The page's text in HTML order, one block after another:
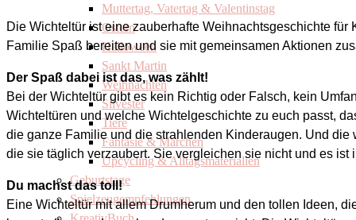
Muttertag, Vatertag & Valentinstag
Ostern
Halloween
Sankt Martin
Weihnachten
Silvester
Tiere
Fantasie & Märchen
Upcycling & Alltagsmaterialien
Geburtstage
Spielzeugempfehlungen
Die Wichteltür ist eine zauberhafte Weihnachtsgeschichte
Familie Spaß bereiten und sie mit gemeinsamen Aktionen
Der Spaß dabei ist das, was zählt!
Bei der Wichteltür gibt es kein Richtig oder Falsch, kein
Wichteltüren und welche Wichtelgeschichte zu euch passt,
die ganze Familie und die strahlenden Kinderaugen. Und
die sie täglich verzaubert. Sie vergleichen sie nicht und es
Du machst das toll!
Eine Wichteltür mit allem Drumherum und den tollen Ideen,